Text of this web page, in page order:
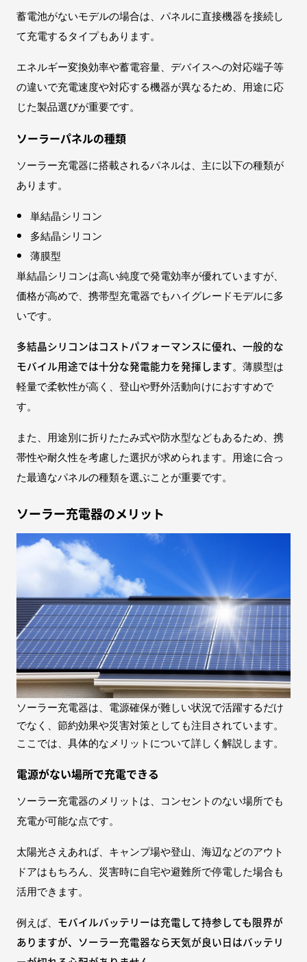
蓄電池がないモデルの場合は、パネルに直接機器を接続し
て充電するタイプもあります。
エネルギー変換効率や蓄電容量、デバイスへの対応端子等
の違いで充電速度や対応する機器が異なるため、用途に応
じた製品選びが重要です。
ソーラーパネルの種類
ソーラー充電器に搭載されるパネルは、主に以下の種類が
あります。
単結晶シリコン
多結晶シリコン
薄膜型
単結晶シリコンは高い純度で発電効率が優れていますが、
価格が高めで、携帯型充電器でもハイグレードモデルに多
いです。
多結晶シリコンはコストパフォーマンスに優れ、一般的な
モバイル用途では十分な発電能力を発揮します。薄膜型は
軽量で柔軟性が高く、登山や野外活動向けにおすすめで
す。
また、用途別に折りたたみ式や防水型などもあるため、携
帯性や耐久性を考慮した選択が求められます。用途に合っ
た最適なパネルの種類を選ぶことが重要です。
ソーラー充電器のメリット
ソーラー充電器は、電源確保が難しい状況で活躍するだけ
でなく、節約効果や災害対策としても注目されています。
ここでは、具体的なメリットについて詳しく解説します。
電源がない場所で充電できる
ソーラー充電器のメリットは、コンセントのない場所でも
充電が可能な点です。
太陽光さえあれば、キャンプ場や登山、海辺などのアウト
ドアはもちろん、災害時に自宅や避難所で停電した場合も
活用できます。
例えば、 モバイルバッテリーは充電して持参しても限界が
ありますが、ソーラー充電器なら天気が良い日はバッテリ